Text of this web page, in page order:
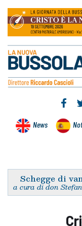
News
Schegge di
a cura di don